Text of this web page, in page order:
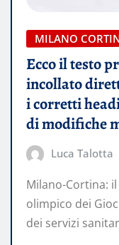
MILANO
Ecco il testo
incollato
i corretti
di modifiche
Luca Talotta
Milano-Cortina:
olimpico dei
dei servizi